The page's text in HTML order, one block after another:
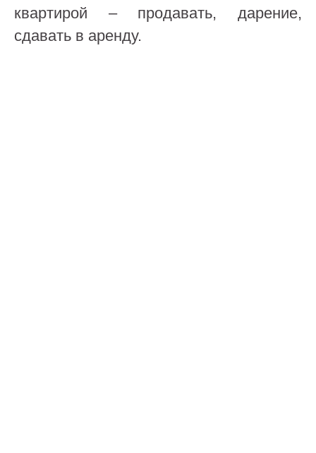
квартирой – продавать, дарение,
сдавать в аренду.